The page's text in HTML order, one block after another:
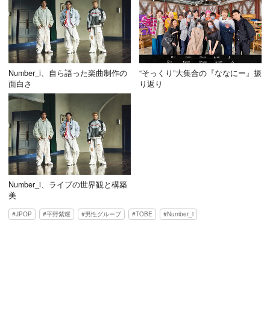
Number_i、自ら語った楽曲制作の
面白さ
“そっくり”大集合の『ななにー』振
り返り
Number_i、ライブの世界観と構築
美
JPOP 平野紫耀 男性グループ TOBE Number_i